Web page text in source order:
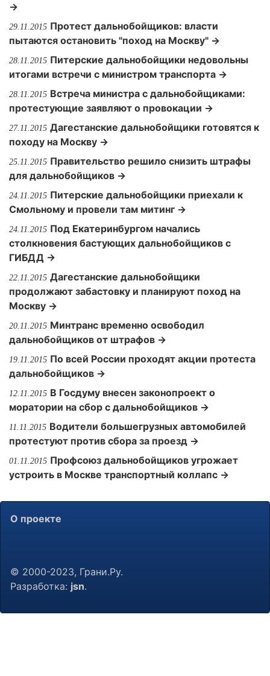
→
29.11.2015 Протест дальнобойщиков: власти
пытаются остановить "поход на Москву" →
28.11.2015 Питерские дальнобойщики недовольны
итогами встречи с министром транспорта →
28.11.2015 Встреча министра с дальнобойщиками:
протестующие заявляют о провокации →
27.11.2015 Дагестанские дальнобойщики готовятся к
походу на Москву →
25.11.2015 Правительство решило снизить штрафы
для дальнобойщиков →
24.11.2015 Питерские дальнобойщики приехали к
Смольному и провели там митинг →
24.11.2015 Под Екатеринбургом начались
столкновения бастующих дальнобойщиков с
ГИБДД →
22.11.2015 Дагестанские дальнобойщики
продолжают забастовку и планируют поход на
Москву →
20.11.2015 Минтранс временно освободил
дальнобойщиков от штрафов →
19.11.2015 По всей России проходят акции протеста
дальнобойщиков →
12.11.2015 В Госдуму внесен законопроект о
моратории на сбор с дальнобойщиков →
11.11.2015 Водители большегрузных автомобилей
протестуют против сбора за проезд →
01.11.2015 Профсоюз дальнобойщиков угрожает
устроить в Москве транспортный коллапс →
О проекте
© 2000-2023, Грани.Ру.
Разработка: jsn.